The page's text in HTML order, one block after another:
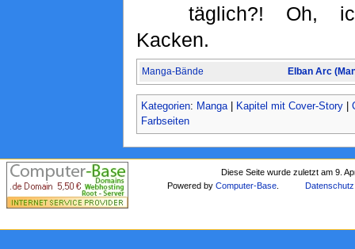
täglich?! Oh,
Kacken.
Manga-Bände Elban Arc
Kategorien: Manga| Kapitel mit Cover-Story|
Farbseiten
Diese Seite wurde zuletzt am 9.
Powered byComputer-Base Datenschutz